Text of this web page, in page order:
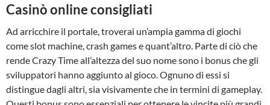
Casinò online consigliati
Ad arricchire il portale, troverai un’ampia gamma di giochi
come slot machine, crash games e quant’altro. Parte di ciò che
rende Crazy Time all’altezza del suo nome sono i bonus che gli
sviluppatori hanno aggiunto al gioco. Ognuno di essi si
distingue dagli altri, sia visivamente che in termini di gameplay.